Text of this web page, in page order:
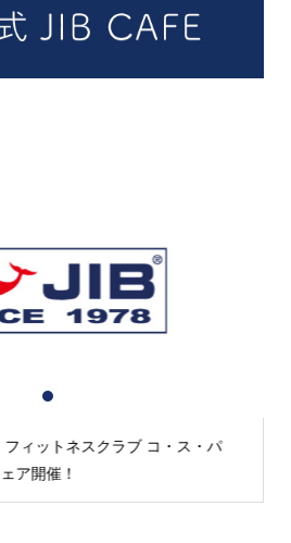
ィットネスクラブ コ・ス・パ
ア開催！
2